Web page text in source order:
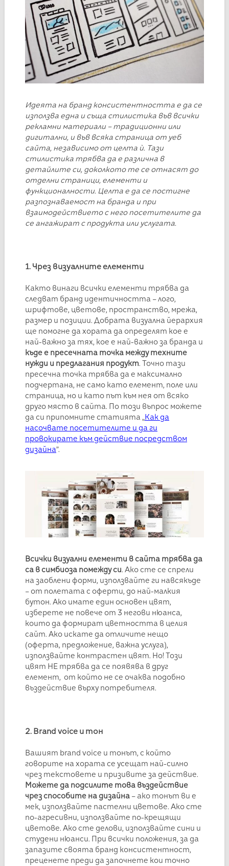
Идеята на бранд консистентността е да се
използва една и съща стилистика във всички
рекламни материали – традиционни или
дигитални, и във всяка страница от уеб
сайта, независимо от целта ѝ. Тази
стилистика трябва да е различна в
детайлите си, доколкото те се отнасят до
отделни страници, елементи и
функционалности. Целта е да се постигне
разпознаваемост на бранда и при
взаимодействието с него посетителите да
се ангажират с продукта или услугата.
1. Чрез визуалните елементи
Както винаги всички елементи трябва да
следват бранд идентичността – лого,
шрифтове, цветове, пространство, мрежа,
размер и позиции. Добрата визуална йерархия
ще помогне да хората да определят кое е
най-важно за тях, кое е най-важно за бранда и
къде е пресечната точка между техните
нужди и предлагания продукт. Точно тази
пресечна точка трябва да е максимално
подчертана, не само като елемент, поле или
страница, но и като път към нея от всяко
друго място в сайта. По този въпрос можете
да си припомните статията „Как да
насочвате посетителите и да ги
провокирате към действие посредством
дизайна”.
Всички визуални елементи в сайта трябва да
са в симбиоза помежду си. Ако сте се спрели
на заоблени форми, използвайте ги навсякъде
– от полетата с оферти, до най-малкия
бутон. Ако имате един основен цвят,
изберете не повече от 3 негови нюанса,
които да формират цветността в целия
сайт. Ако искате да отличите нещо
(оферта, предложение, важна услуга),
използвайте контрастен цвят. Но! Този
цвят НЕ трябва да се появява в друг
елемент, от който не се очаква подобно
въздействие върху потребителя.
2. Brand voice и тон
Вашият brand voice и тонът, с който
говорите на хората се усещат най-силно
чрез текстовете и призивите за действие.
Можете да подсилите това въздействие
чрез способите на дизайна– ако тонът ви е
мек, използвайте пастелни цветове. Ако сте
по-агресивни, използвайте по-крещящи
цветове. Ако сте делови, използвайте сини и
студени нюанси. При всички положения, за да
запазите своята бранд консистентност,
преценете преди да започнете кои точно